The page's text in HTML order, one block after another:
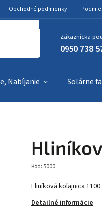
Obchodné podmienky
Zákaznícka
0950 738
Nabíjanie Solárne
Kód: 5000
Hliníková koľajnica 1100
Detailné informácie